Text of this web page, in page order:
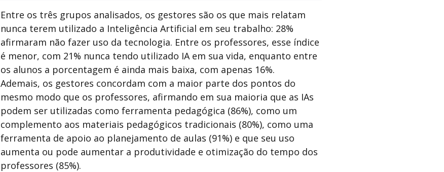
Entre os três grupos analisados, os gestores são os que mais relatam
nunca terem utilizado a Inteligência Artificial em seu trabalho: 28%
afirmaram não fazer uso da tecnologia. Entre os professores, esse índice
é menor, com 21% nunca tendo utilizado IA em sua vida, enquanto entre
os alunos a porcentagem é ainda mais baixa, com apenas 16%.
Ademais, os gestores concordam com a maior parte dos pontos do
mesmo modo que os professores, afirmando em sua maioria que as IAs
podem ser utilizadas como ferramenta pedagógica (86%), como um
complemento aos materiais pedagógicos tradicionais (80%), como uma
ferramenta de apoio ao planejamento de aulas (91%) e que seu uso
aumenta ou pode aumentar a produtividade e otimização do tempo dos
professores (85%).